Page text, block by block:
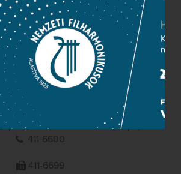
NEMZETI
Komor Marcell u. 1. (Müpa)
411-6600
411-6699